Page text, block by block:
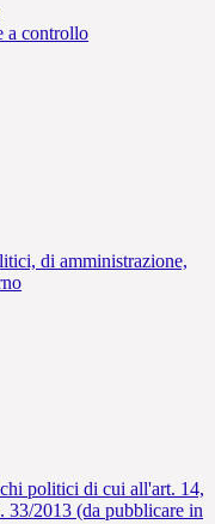
a controllo
di amministrazione,
politici di cui all'art. 14,
33/2013 (da pubblicare in